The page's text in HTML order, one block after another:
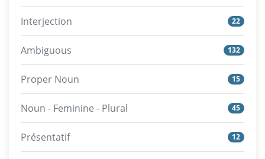
Interjection 22
Ambiguous 132
Proper Noun 15
Noun - Feminine - Plural 45
Présentatif 12